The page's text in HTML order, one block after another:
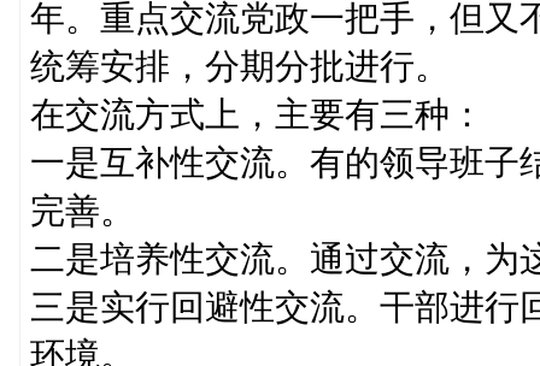
年。重点交流党政一把手，但又
统筹安排，分期分批进行。
在交流方式上，主要有三种：
一是互补性交流。有的领导班子
完善。
二是培养性交流。通过交流，为
三是实行回避性交流。干部进行
环境。